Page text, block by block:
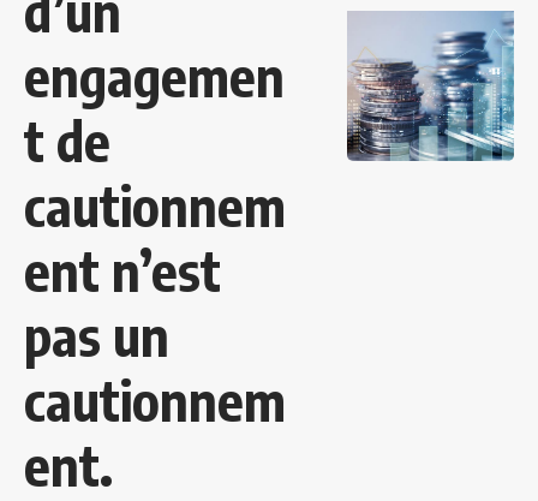
engagemen
t de
cautionnem
ent n’est
pas un
cautionnem
ent.